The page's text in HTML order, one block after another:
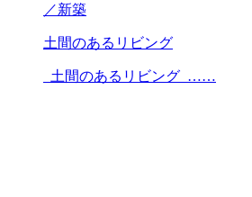
／新築
土間のあるリビング
土間のあるリビング ……